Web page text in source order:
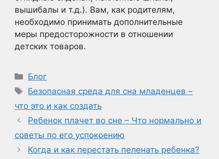
вышибалы и т.д.). Вам, как родителям,
необходимо принимать дополнительные
меры предосторожности в отношении
детских товаров.
Рубрики
Блог
Метки
Безопасная среда для сна младенцев –
что это и как создать
Ребенок плачет во сне – Что нормально и
советы по его успокоению
Когда и как перестать пеленать ребенка?